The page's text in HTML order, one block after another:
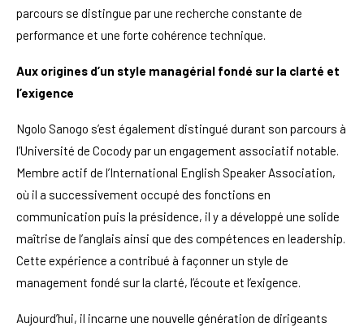
parcours se distingue par une recherche constante de
performance et une forte cohérence technique.
Aux origines d’un style managérial fondé sur la clarté et
l’exigence
Ngolo Sanogo s’est également distingué durant son parcours à
l’Université de Cocody par un engagement associatif notable.
Membre actif de l’International English Speaker Association,
où il a successivement occupé des fonctions en
communication puis la présidence, il y a développé une solide
maîtrise de l’anglais ainsi que des compétences en leadership.
Cette expérience a contribué à façonner un style de
management fondé sur la clarté, l’écoute et l’exigence.
Aujourd’hui, il incarne une nouvelle génération de dirigeants